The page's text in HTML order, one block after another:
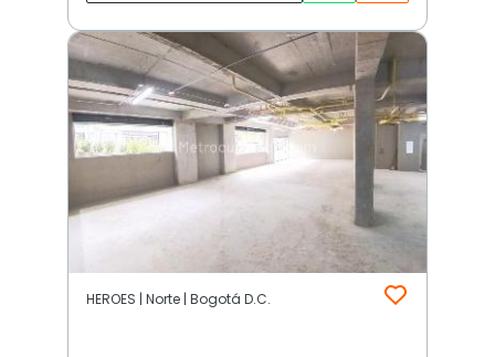
HEROES | Norte | Bogotá D.C.